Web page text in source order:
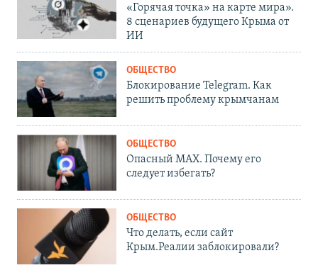
«Горячая точка» на карте мира».
8 сценариев будущего Крыма от
ИИ
ОБЩЕСТВО
Блокирование Telegram. Как
решить проблему крымчанам
ОБЩЕСТВО
Опасный MAX. Почему его
следует избегать?
ОБЩЕСТВО
Что делать, если сайт
Крым.Реалии заблокировали?